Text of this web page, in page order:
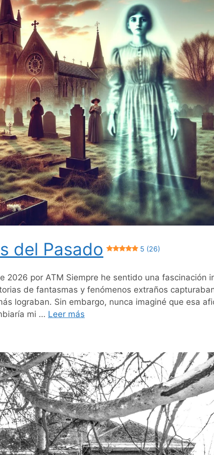
del Pasado 5 (26)
2026 por ATM Siempre he sentido una fascinación
de fantasmas y fenómenos extraños
lograban. Sin embargo, nunca imaginé que esa
mi … Leer más